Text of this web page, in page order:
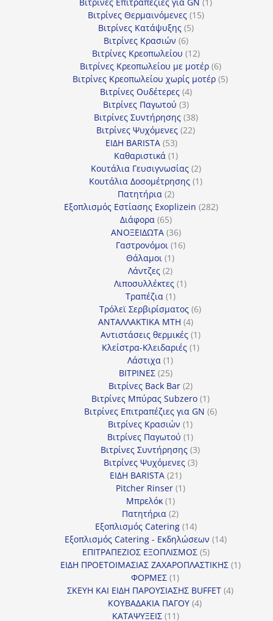
Βιτρίνες Θερμαινόμενες 1515
Βιτρίνες Κατάψυξης 55
Βιτρίνες Κρασιών 66
προϊόντα
Βιτρίνες Κρεοπωλείου 1212
προϊόντα
Βιτρίνες Κρεοπωλείου με μοτέρ 66
προϊόντα
Βιτρίνες Κρεοπωλείου χωρίς μοτέρ 55
Βιτρίνες Ουδέτερες 44
προϊόντα
Βιτρίνες Παγωτού 33
προϊόντα
Βιτρίνες Συντήρησης 3838
προϊόντα
Βιτρίνες Ψυχόμενες 2222
ΕΙΔΗ BARISTA 5353
προϊόντα
Καθαριστικά 11
προϊόν
Κουτάλια Γευσιγνωσίας 22
προϊόντα
Κουτάλια Δοσομέτρησης 11
Πατητήρια 22
προϊόντα
Εξοπλισμός Εστίασης Exoplizein 282282
Διάφορα 6565
προϊόντα
ΑΝΟΞΕΙΔΩΤΑ 3636
προϊόντα
Γαστρονόμοι 1616
Θάλαμοι 11
προϊόν
Λάντζες 22
προϊόντα
Λιποσυλλέκτες 11
Τραπέζια 11
προϊόν
Τρόλεϊ Σερβιρίσματος 66
ΑΝΤΑΛΛΑΚΤΙΚΑ MTH 44
προϊόντα
Αντιστάσεις θερμικές 11
προϊόν
Κλείστρα-Κλειδαριές 11
Λάστιχα 11
προϊόν
ΒΙΤΡΙΝΕΣ 2525
προϊόντα
Βιτρίνες Back Bar 22
προϊόντα
Βιτρίνες Mπύρας Subzero 11
προϊόν
Βιτρίνες Επιτραπέζιες για GN 66
Βιτρίνες Κρασιών 11
προϊόν
Βιτρίνες Παγωτού 11
προϊόν
Βιτρίνες Συντήρησης 33
προϊόντα
Βιτρίνες Ψυχόμενες 33
ΕΙΔΗ BARISTA 2121
προϊόντα
Pitcher Rinser 11
Μπρελόκ 11
προϊόν
Πατητήρια 22
προϊόντα
Εξοπλισμός Catering 1414
προϊόντα
Εξοπλισμός Catering - Εκδηλώσεων 1414
ΕΠΙΤΡΑΠΕΖΙΟΣ ΕΞΟΠΛΙΣΜΟΣ 55
προϊόντα
ΕΙΔΗ ΠΡΟΕΤΟΙΜΑΣΙΑΣ ΖΑΧΑΡΟΠΛΑΣΤΙΚΗΣ 11
ΦΟΡΜΕΣ 11
προϊόν
ΣΚΕΥΗ ΚΑΙ ΕΙΔΗ ΠΑΡΟΥΣΙΑΣΗΣ BUFFET 44
ΚΟΥΒΑΔΑΚΙΑ ΠΑΓΟΥ 44
ΚΑΤΑΨΥΞΕΙΣ 1111